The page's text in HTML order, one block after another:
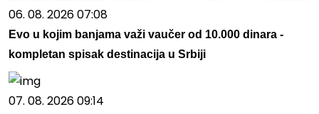
06. 08. 2026 07:08
Evo u kojim banjama važi vaučer od 10.000 dinara -
kompletan spisak destinacija u Srbiji
07. 08. 2026 09:14